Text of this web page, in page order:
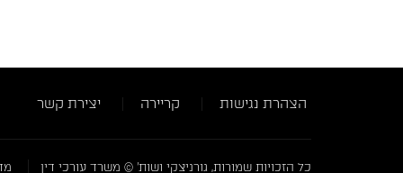
הצהרת נגישות קריירה יצירת קשר
כל הזכויות שמורות, גורניצקי ושות' © משרד עורכי דין